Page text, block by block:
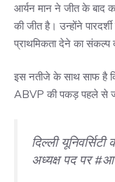
आर्यन मान ने जीत के बाद
की जीत है। उन्होंने
प्राथमिकता देने का संकल्प
इस नतीजे के साथ साफ है कि
ABVP की पकड़ पहले से
दिल्ली
अध्यक्ष पद पर